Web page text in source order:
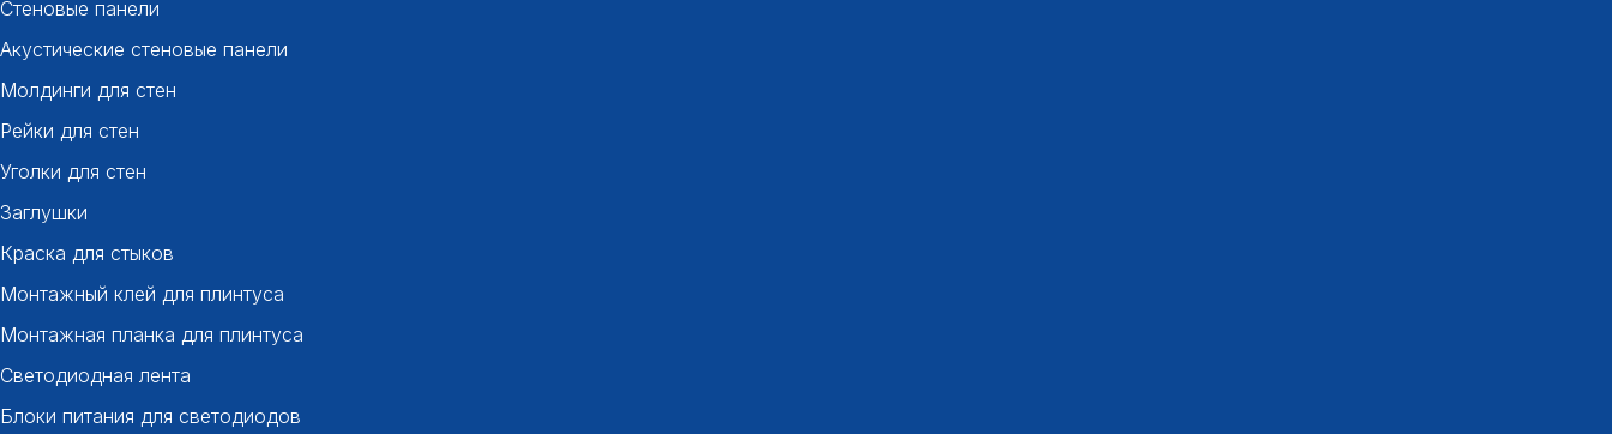
Стеновые панели
Акустические стеновые панели
Молдинги для стен
Рейки для стен
Уголки для стен
Заглушки
Краска для стыков
Монтажный клей для плинтуса
Монтажная планка для плинтуса
Светодиодная лента
Блоки питания для светодиодов